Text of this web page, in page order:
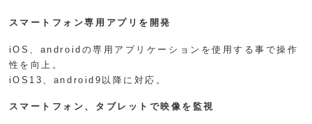
スマートフォン専用アプリを開発
iOS、androidの専用アプリケーションを使用する事で操作
性を向上。
iOS13、android9以降に対応。
スマートフォン、タブレットで映像を監視